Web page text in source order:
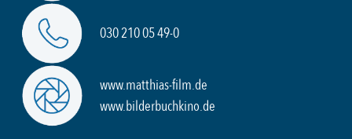
030 210 05 49-0
www.matthias-film.de
www.bilderbuchkino.de